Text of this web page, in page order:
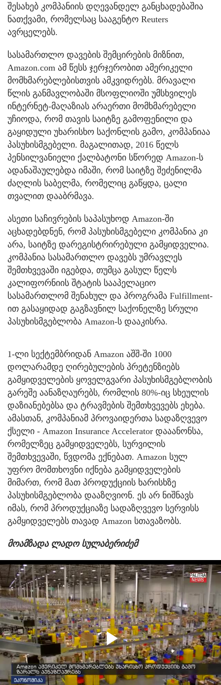
შესახებ კომპანიის დღევანდელ განცხადებაშია
ნათქვამი, რომელსაც სააგენტო Reuters
ავრცელებს.
სასამართლო დავების შემცირების მიზნით,
Amazon.com ამ წესს ჯერჯერობით ამერიკელი
მომხმარებლებისთვის ამკვიდრებს. მრავალი
წლის განმავლობაში მსოფლიოში უმსხვილეს
ინტერნეტ-მაღაზიას არაერთი მომხმარებელი
უჩიოდა, რომ თავის საიტზე გამოფენილი და
გაყიდული უხარისხო საქონლის გამო, კომპანიაა
პასუხისმგებელი. მაგალითად, 2016 წელს
პენსილვანიელი ქალბატონი სწორედ Amazon-ს
ადანაშაულებდა იმაში, რომ საიტზე შეძენილმა
ძაღლის საბელმა, რომელიც გაწყდა, ცალი
თვალით დააბრმავა.
ასეთი საჩივრების საპასუხოდ Amazon-ში
აცხადებდნენ, რომ პასუხისმგებელი კომპანია კი
არა, საიტზე დარეგისტრირებული გამყიდველია.
კომპანია სასამართლო დავებს უმრავლეს
შემთხვევაში იგებდა, თუმცა გასულ წელს
კალიფორნიის შტატის სააპელაციო
სასამართლომ შენახულ და პროგრამა Fulfillment-
ით გასაყიდად გაგზავნილ საქონელზე სრული
პასუხისმგებლობა Amazon-ს დააკისრა.
1-ლი სექტემბრიდან Amazon აშშ-ში 1000
დოლარამდე ღირებულების პრეტენზიებს
გამყიდველების ყოველგვარი პასუხისმგებლობის
გარეშე აანაზღაურებს, რომლის 80%-იც სხეულის
დაზიანებებსა და ტრავმების შემთხვევებს ეხება.
ამასთან, კომპანიამ პროვაიდერთა სადაზღვევო
ქსელი - Amazon Insurance Accelerator დააანონსა,
რომელზეც გამყიდველებს, სურვილის
შემთხვევაში, წვდომა ექნებათ. Amazon სულ
უფრო მომთხოვნი იქნება გამყიდველების
მიმართ, რომ მათ პროდუქციის ხარისხზე
პასუხისმგებლობა დააზღვიონ. ეს არ ნიშნავს
იმას, რომ პროდუქციაზე სადაზღვევო სერვისს
გამყიდველებს თავად Amazon სთავაზობს.
მოამზადა ლადო სულაბერიძემ
Play